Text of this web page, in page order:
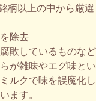
柄以上の中から厳選
除去
敗しているものなど
が雑味やエグ味とい
ルクで味を誤魔化し
ます。